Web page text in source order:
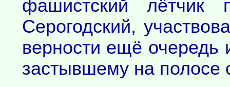
фашистский лётчик
Серогодский,
верности ещё очередь
застывшему на полосе